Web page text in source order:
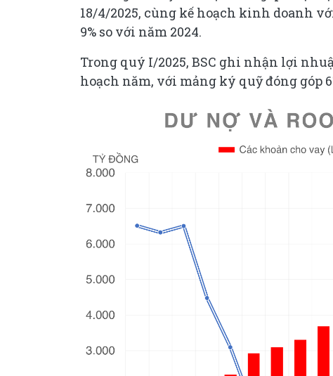
18/4/2025, cùng kế hoạch kinh doanh
9% so với năm 2024.
Trong quý I/2025, BSC ghi nhận lợi
hoạch năm, với mảng ký quỹ đóng góp